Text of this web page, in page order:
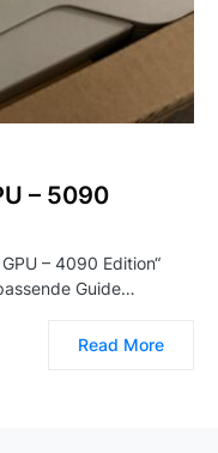
– 5090
– 4090 Edition“
Guide…
Read More